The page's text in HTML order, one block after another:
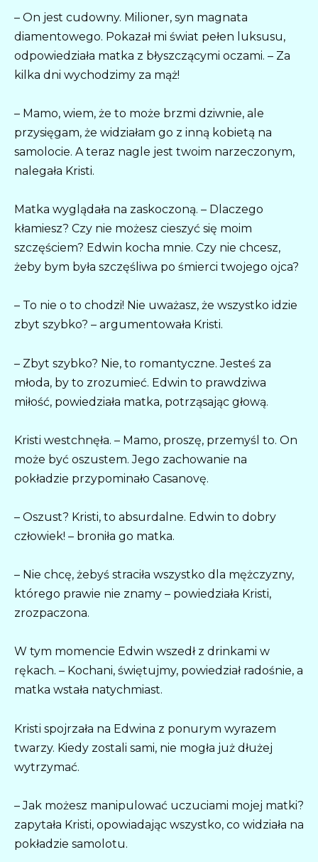
– On jest cudowny. Milioner, syn magnata
diamentowego. Pokazał mi świat pełen luksusu,
odpowiedziała matka z błyszczącymi oczami. – Za
kilka dni wychodzimy za mąż!
– Mamo, wiem, że to może brzmi dziwnie, ale
przysięgam, że widziałam go z inną kobietą na
samolocie. A teraz nagle jest twoim narzeczonym,
nalegała Kristi.
Matka wyglądała na zaskoczoną. – Dlaczego
kłamiesz? Czy nie możesz cieszyć się moim
szczęściem? Edwin kocha mnie. Czy nie chcesz,
żeby bym była szczęśliwa po śmierci twojego ojca?
– To nie o to chodzi! Nie uważasz, że wszystko idzie
zbyt szybko? – argumentowała Kristi.
– Zbyt szybko? Nie, to romantyczne. Jesteś za
młoda, by to zrozumieć. Edwin to prawdziwa
miłość, powiedziała matka, potrząsając głową.
Kristi westchnęła. – Mamo, proszę, przemyśl to. On
może być oszustem. Jego zachowanie na
pokładzie przypominało Casanovę.
– Oszust? Kristi, to absurdalne. Edwin to dobry
człowiek! – broniła go matka.
– Nie chcę, żebyś straciła wszystko dla mężczyzny,
którego prawie nie znamy – powiedziała Kristi,
zrozpaczona.
W tym momencie Edwin wszedł z drinkami w
rękach. – Kochani, świętujmy, powiedział radośnie, a
matka wstała natychmiast.
Kristi spojrzała na Edwina z ponurym wyrazem
twarzy. Kiedy zostali sami, nie mogła już dłużej
wytrzymać.
– Jak możesz manipulować uczuciami mojej matki?
zapytała Kristi, opowiadając wszystko, co widziała na
pokładzie samolotu.